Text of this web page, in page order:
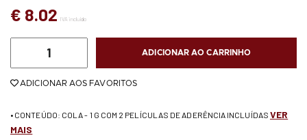
€ 8.02 IVA incluído
ADICIONAR AO CARRINHO
ADICIONAR AOS FAVORITOS
• CONTEÚDO: COLA - 1 G COM 2 PELÍCULAS DE ADERÊNCIA INCLUÍDAS VER
MAIS